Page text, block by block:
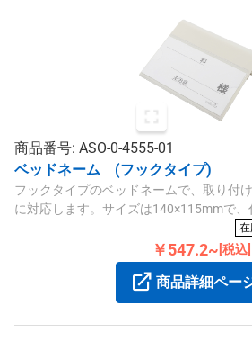
商品番号: ASO-0-4555-01
ベッドネーム (フックタイプ)
フックタイプのベッドネームで、取り付
に対応します。サイズは140×115mmで
￥547.2~ [税込]
商品詳細ペー